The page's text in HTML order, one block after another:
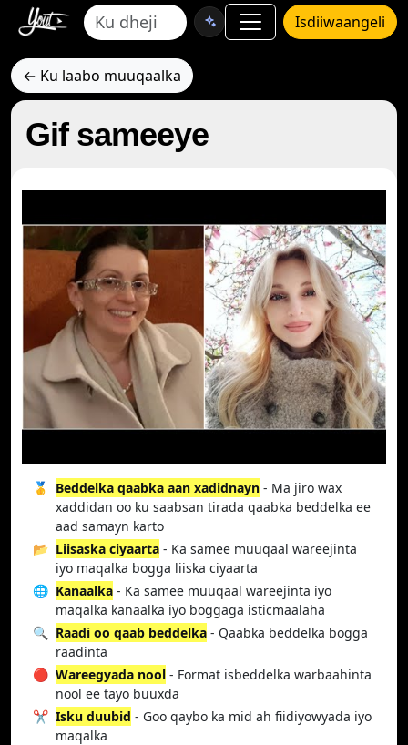
Isdiiwaangeli
← Ku laabo muuqaalka
Gif sameeye
🥇 Beddelka qaabka aan xadidnayn - Ma jiro wax
xaddidan oo ku saabsan tirada qaabka beddelka ee
aad samayn karto
📂 Liisaska ciyaarta - Ka samee muuqaal wareejinta
iyo maqalka bogga liiska ciyaarta
🌐 Kanaalka - Ka samee muuqaal wareejinta iyo
maqalka kanaalka iyo boggaga isticmaalaha
🔍 Raadi oo qaab beddelka - Qaabka beddelka bogga
raadinta
🔴 Wareegyada nool - Format isbeddelka warbaahinta
nool ee tayo buuxda
✂️ Isku duubid - Goo qaybo ka mid ah fiidiyowyada iyo
maqalka